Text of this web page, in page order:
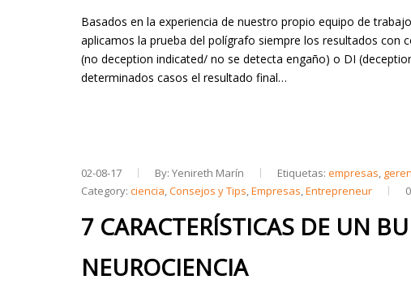
Basados en la experiencia de nuestro propio equipo de
aplicamos la prueba del polígrafo siempre los resultados con
(no deception indicated/ no se detecta engaño) o DI
determinados casos el resultado final…
02-08-17 By: Yenireth Marín Etiquetas:empresas,
Category:ciencia,Consejos y Tips,Empresas,Entrepreneur
7 CARACTERÍSTICAS DE UN
NEUROCIENCIA